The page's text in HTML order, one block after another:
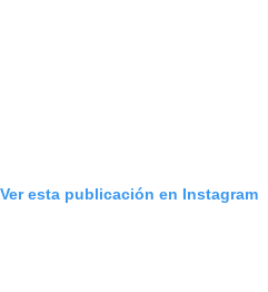
Ver esta publicación en Instagram